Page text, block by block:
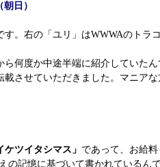
日）
す。右の「ユリ」はWWWAのトラ
何度か中途半端に紹介していたん
載させていただきました。マニアな
ケツイタシマス」 であって、お給料
記憶に基づいて書かれているんで